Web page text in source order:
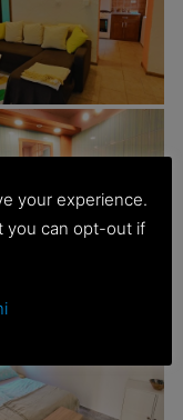
your experience.
you can opt-out if